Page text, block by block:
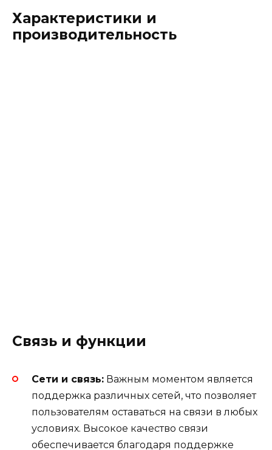
Характеристики и
производительность
Связь и функции
Сети и связь: Важным моментом является
поддержка различных сетей, что позволяет
пользователям оставаться на связи в любых
условиях. Высокое качество связи
обеспечивается благодаря поддержке